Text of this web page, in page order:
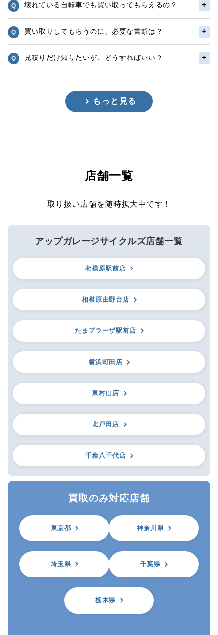
壊れている自転車でも買い取ってもらえるの？
買い取りしてもらうのに、必要な書類は？
見積りだけ知りたいが、どうすればいい？
もっと見る
店舗一覧
取り扱い店舗を随時拡大中です！
アップガレージサイクルズ店舗一覧
相模原駅前店
相模原由野台店
たまプラーザ駅前店
横浜町田店
東村山店
北戸田店
千葉八千代店
買取のみ対応店舗
東京都 神奈川県
埼玉県 千葉県
栃木県